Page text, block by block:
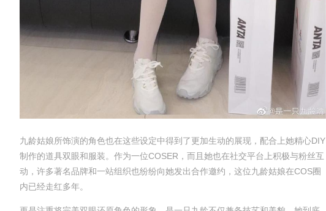
九龄姑娘所饰演的角色也在这些设定中得到了更加生动的展现，配合上她精心DIY
制作的道具双眼和服装。作为一位COSER，而且她也在社交平台上积极与粉丝互
动，许多著名品牌和一站组织也纷纷向她发出合作邀约，这位九龄姑娘在COS圈
内已经走红多年。